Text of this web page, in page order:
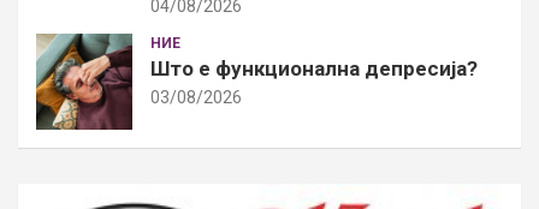
04/08/2026
НИЕ
Што е функционална депресија?
03/08/2026